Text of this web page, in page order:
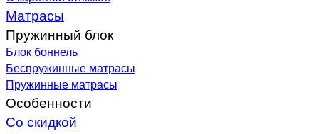
Матрасы
Пружинный блок
Блок боннель
Беспружинные матрасы
Пружинные матрасы
Особенности
Со скидкой